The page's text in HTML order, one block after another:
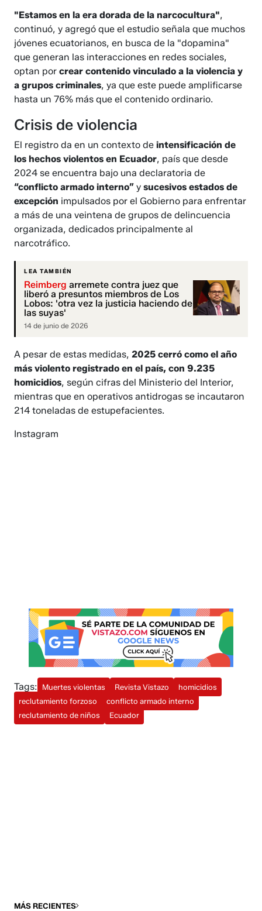
"Estamos en la era dorada de la narcocultura",
continuó, y agregó que el estudio señala que muchos
jóvenes ecuatorianos, en busca de la "dopamina"
que generan las interacciones en redes sociales,
optan porcrear contenido vinculado a la violencia y
a grupos criminales, ya que este puede amplificarse
hasta un 76% más que el contenido ordinario.
Crisis de violencia
El registro da en un contexto de intensificación de
los hechos violentos en Ecuador, país que desde
2024 se encuentra bajo una declaratoria de
“conflicto armado interno” y sucesivos estados de
excepción impulsados por el Gobierno para enfrentar
a más de una veintena de grupos de delincuencia
organizada, dedicados principalmente al
narcotráfico.
LEA TAMBIÉN
Reimberg arremete contra juez que
liberó a presuntos miembros de Los
Lobos: 'otra vez la justicia haciendo de
las suyas'
14 de junio de 2026
A pesar de estas medidas, 2025 cerró como el año
más violento registrado en el país, con 9.235
homicidios, según cifras del Ministerio del Interior,
mientras que en operativos antidrogas se incautaron
214 toneladas de estupefacientes.
Instagram
Tags: Muertes violentas Revista Vistazo
homicidios
reclutamiento forzoso
conflicto armado interno
reclutamiento de niños
Ecuador
MÁS RECIENTES